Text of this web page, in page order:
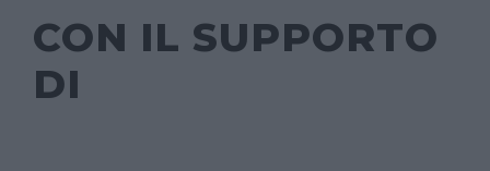
CON IL SUPPORTO
DI